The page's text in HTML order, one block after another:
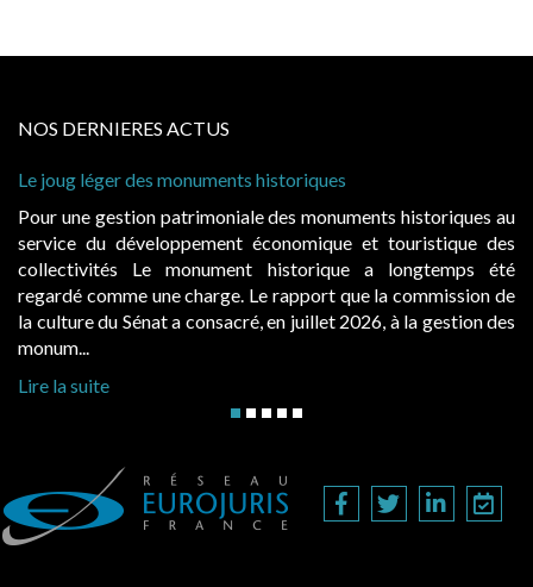
NOS DERNIERES ACTUS
Le joug léger des monuments historiques
Pour une gestion patrimoniale des monuments historiques au
service du développement économique et touristique des
collectivités Le monument historique a longtemps été
regardé comme une charge. Le rapport que la commission de
la culture du Sénat a consacré, en juillet 2026, à la gestion des
monum...
Lire la suite